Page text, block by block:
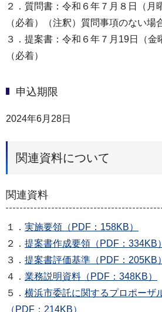
２．質問書：令和６年７月８日（月
（必着）（注釈）質問事項のない場
３．提案書：令和６年７月19日（金
（必着）
申込期限
2024年6月28日
関連資料について
関連資料
１． 実施要領（PDF：158KB）
２． 提案書作成要領（PDF：334KB）
３． 提案書評価基準（PDF：205KB）
４． 業務説明資料（PDF：348KB）
５． 横浜市委託に関するプロポーザ
（PDF：214KB）